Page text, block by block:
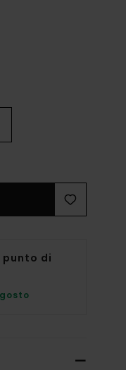
punto di